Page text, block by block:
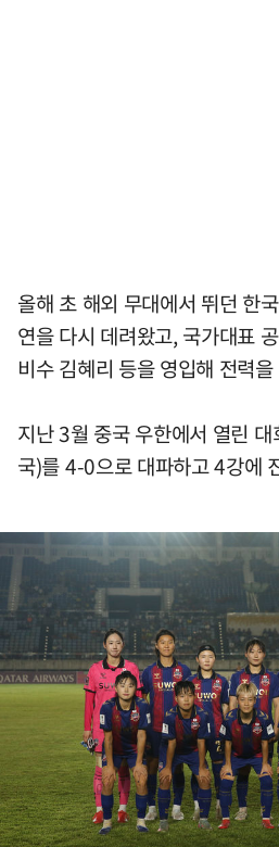
올해 초 해외 무대에서 뛰던 한
연을 다시 데려왔고, 국가대표
비수 김혜리 등을 영입해 전력
지난 3월 중국 우한에서 열린
국)를 4-0으로 대파하고 4강에